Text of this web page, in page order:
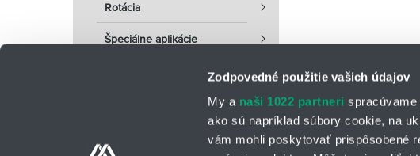
Zodpovedné použitie vašich údajov
My a naši 1022 partneri spracúvame
ako sú napríklad súbory cookie, na
vám mohli poskytovať prispôsobené
Rotácia
Špeciálne aplikácie